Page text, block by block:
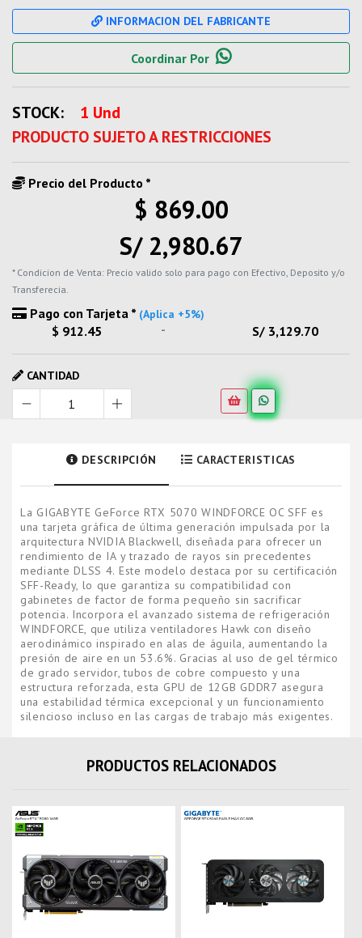
INFORMACION DEL FABRICANTE
Coordinar Por
STOCK:
1 Und
PRODUCTO SUJETO A RESTRICCIONES
Precio del Producto *
$ 869.00
S/ 2,980.67
* Condicion de Venta: Precio valido solo para pago con Efectivo, Deposito y/o
Transferecia.
Pago con Tarjeta * (Aplica +5%)
$ 912.45 - S/ 3,129.70
CANTIDAD
DESCRIPCIÓN CARACTERISTICAS
La GIGABYTE GeForce RTX 5070 WINDFORCE OC SFF es
una tarjeta gráfica de última generación impulsada por la
arquitectura NVIDIA Blackwell, diseñada para ofrecer un
rendimiento de IA y trazado de rayos sin precedentes
mediante DLSS 4. Este modelo destaca por su certificación
SFF-Ready, lo que garantiza su compatibilidad con
gabinetes de factor de forma pequeño sin sacrificar
potencia. Incorpora el avanzado sistema de refrigeración
WINDFORCE, que utiliza ventiladores Hawk con diseño
aerodinámico inspirado en alas de águila, aumentando la
presión de aire en un 53.6%. Gracias al uso de gel térmico
de grado servidor, tubos de cobre compuesto y una
estructura reforzada, esta GPU de 12GB GDDR7 asegura
una estabilidad térmica excepcional y un funcionamiento
silencioso incluso en las cargas de trabajo más exigentes.
PRODUCTOS RELACIONADOS